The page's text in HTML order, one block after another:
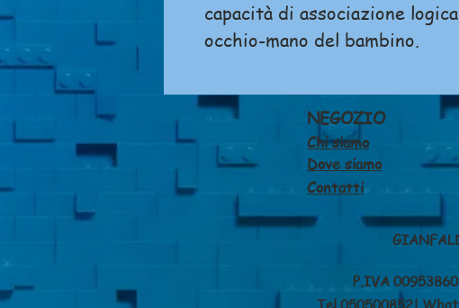
capacità di associazione
occhio-mano del bambino.
NEGOZIO
Chi siamo
Dove siamo
Contatti
P.IVA